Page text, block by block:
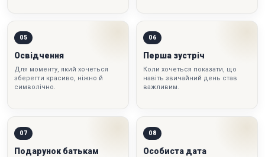
05
Освідчення
Для моменту, який хочеться
зберегти красиво, ніжно й
символічно.
06
Перша зустріч
Коли хочеться показати, що
навіть звичайний день став
важливим.
07
Подарунок батькам
08
Особиста дата